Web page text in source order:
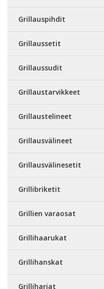
Grillauspihdit
Grillaussetit
Grillaussudit
Grillaustarvikkeet
Grillaustelineet
Grillausvälineet
Grillausvälinesetit
Grillibriketit
Grillien varaosat
Grillihaarukat
Grillihanskat
Grilliharjat